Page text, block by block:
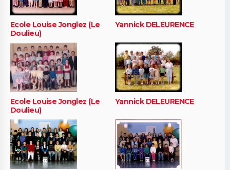
Ecole Louise Jonglez (Le
Doulieu)
Yannick DELEURENCE
Ecole Louise Jonglez (Le
Doulieu)
Yannick DELEURENCE